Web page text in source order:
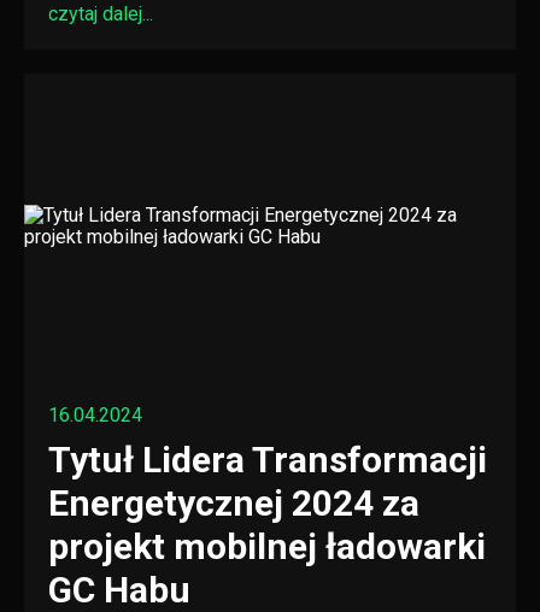
czytaj dalej...
16.04.2024
Tytuł Lidera Transformacji
Energetycznej 2024 za
projekt mobilnej ładowarki
GC Habu